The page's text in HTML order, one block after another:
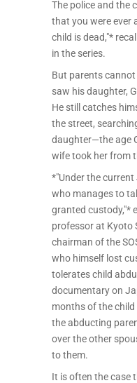
The police and the
that you were ever
child is dead,"*
in the series.
But parents
saw his daughter,
He still catches
the street,
daughter—the age
wife took her from
*"Under the
who manages to
granted custody,"*
professor at Kyoto
chairman of the
who himself lost
tolerates child
documentary on
months of the child
the abducting
over the other
to them.
It is often the case